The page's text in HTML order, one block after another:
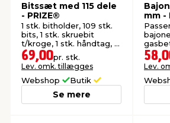
Bitssæt med 115 dele
- PRIZE®
1 stk. bitholder, 109 stk.
bits, 1 stk. skruebit
t/kroge, 1 stk. håndtag, 3
adaptere.
69,00pr. stk.
Lev. omk. tillægges
Webshop Butik
Se mere
mm -
m.m.
Lev.